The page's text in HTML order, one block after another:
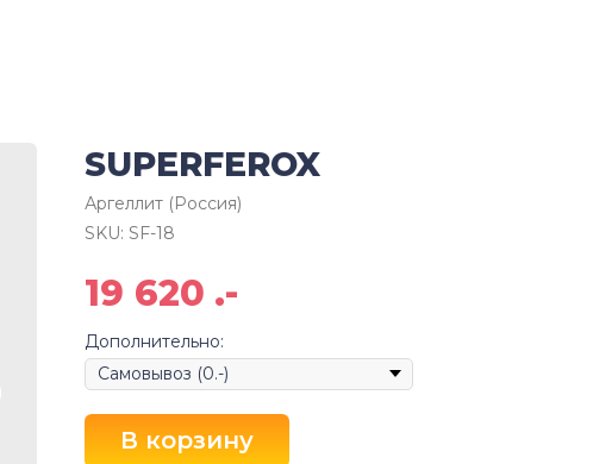
SUPERFEROX
Аргеллит (Россия)
SKU: SF-18
19 620 .-
Дополнительно:
В корзину